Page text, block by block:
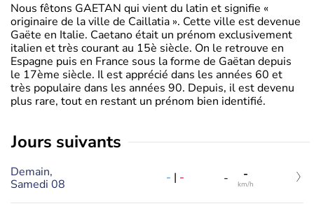
Nous fêtons GAETAN qui vient du latin et signifie «
originaire de la ville de Caillatia ». Cette ville est devenue
Gaëte en Italie. Caetano était un prénom exclusivement
italien et très courant au 15è siècle. On le retrouve en
Espagne puis en France sous la forme de Gaëtan depuis
le 17ème siècle. Il est apprécié dans les années 60 et
très populaire dans les années 90. Depuis, il est devenu
plus rare, tout en restant un prénom bien identifié.
jours suivants
Demain,
Samedi 08
- | - - -
km/h